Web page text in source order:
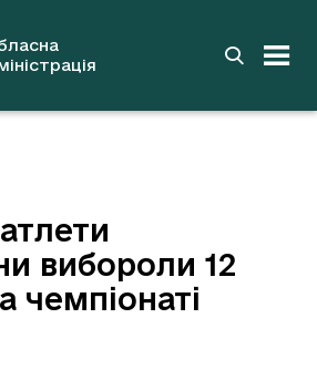
вибороли 12
чемпіонаті